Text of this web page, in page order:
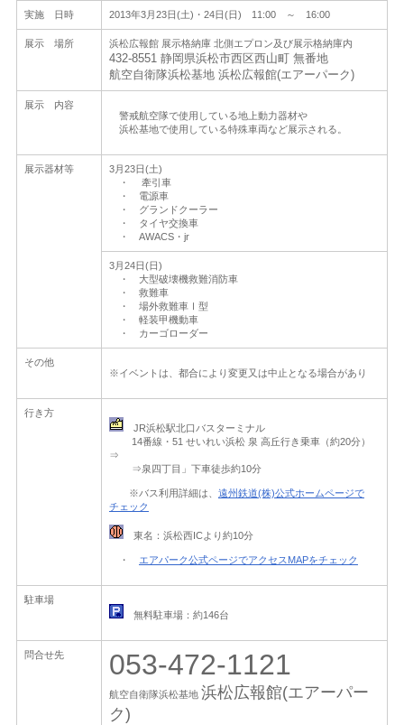
実施 日時 2013年3月23日(土)・24日(日) 11:00 ～ 16:00
展示 場所 浜松広報館 展示格納庫 北側エプロン及び展示格納庫内
432-8551 静岡県浜松市西区西山町 無番地
航空自衛隊浜松基地 浜松広報館(エアーパーク)
展示 内容
警戒航空隊で使用している地上動力器材や
浜松基地で使用している特殊車両など展示される。
展示器材等
3月23日(土)
・ 牽引車
・ 電源車
・ グランドクーラー
・ タイヤ交換車
・ AWACS・jr
3月24日(日)
・ 大型破壊機救難消防車
・ 救難車
・ 場外救難車Ⅰ型
・ 軽装甲機動車
・ カーゴローダー
その他
※イベントは、都合により変更又は中止となる場合があり
行き方
JR浜松駅北口バスターミナル
14番線・51 せいれい浜松 泉 高丘行き乗車（約20分）
⇒
⇒泉四丁目」下車徒歩約10分
※バス利用詳細は、 遠州鉄道(株)公式ホームページで
チェック
東名：浜松西ICより約10分
・ エアパーク公式ページでアクセスMAPをチェック
駐車場
無料駐車場：約146台
問合せ先 053-472-1121
航空自衛隊浜松基地 浜松広報館(エアーパー
ク)